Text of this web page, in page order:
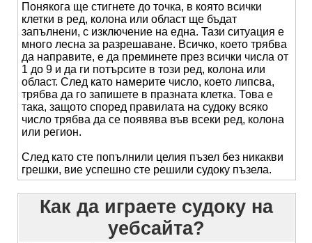
Понякога ще стигнете до точка, в която всички
клетки в ред, колона или област ще бъдат
запълнени, с изключение на една. Тази ситуация е
много лесна за разрешаване. Всичко, което трябва
да направите, е да преминете през всички числа от
1 до 9 и да ги потърсите в този ред, колона или
област. След като намерите число, което липсва,
трябва да го запишете в празната клетка. Това е
така, защото според правилата на судоку всяко
число трябва да се появява във всеки ред, колона
или регион.
След като сте попълнили целия пъзел без никакви
грешки, вие успешно сте решили судоку пъзела.
Как да играете судоку на
уебсайта?